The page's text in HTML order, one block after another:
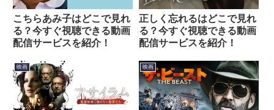
こちらあみ子はどこで見れ
る？今すぐ視聴できる動画
配信サービスを紹介！
正しく忘れるはどこで見れ
る？今すぐ視聴できる動画
配信サービスを紹介！
映画 映画